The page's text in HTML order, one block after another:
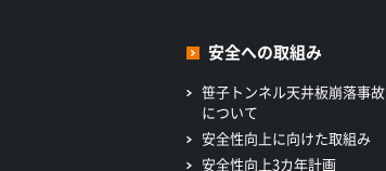
安全への取組み
笹子トンネル天井板崩落事故
について
安全性向上に向けた取組み
安全性向上3カ年計画